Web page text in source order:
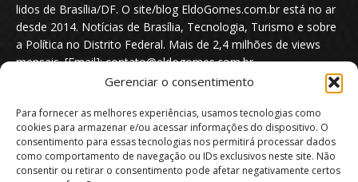
Gerenciar o consentimento
Para fornecer as melhores experiências, usamos tecnologias como
cookies para armazenar e/ou acessar informações do dispositivo. O
consentimento para essas tecnologias nos permitirá processar dados
como comportamento de navegação ou IDs exclusivos neste site. Não
consentir ou retirar o consentimento pode afetar negativamente certos
lidos de Brasília/DF. O site/blog EldoGomes.com.br está no ar
desde 2014. Notícias de Brasília, Tecnologia, Turismo e sobre
a Política no Distrito Federal. Mais de 2,4 milhões de views
mensais. [Email]: contato@eldogomes.com.br